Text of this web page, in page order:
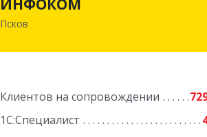
Псков
Клиентов на сопровождении
1С:Специалист